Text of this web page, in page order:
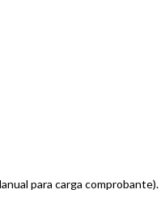
para carga comprobante).